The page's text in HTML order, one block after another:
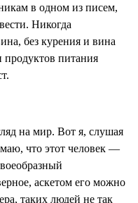
в одном из писем,
Никогда
без курения и вина
питания
на мир. Вот я, слушая
что этот человек —
аскетом его можно
таких людей не так